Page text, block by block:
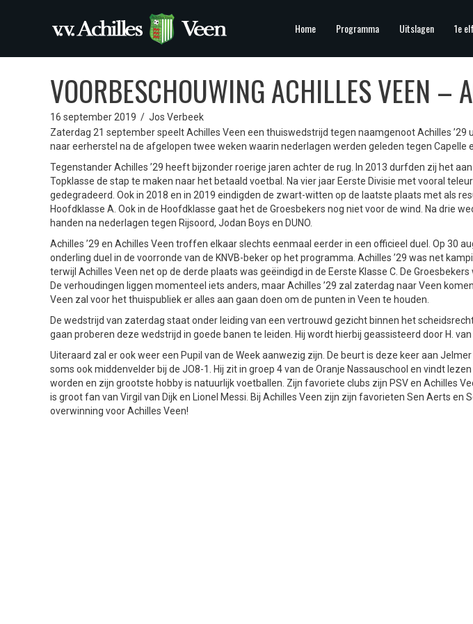
Home Programma Uitslagen 1e
VOORBESCHOUWING ACHILLES VEEN –
16 september 2019 / Jos Verbeek
Zaterdag 21 september speelt Achilles Veen een thuiswedstrijd tegen naamgenoot Achilles ’29
naar eerherstel na de afgelopen twee weken waarin nederlagen werden geleden tegen Capelle
Tegenstander Achilles ’29 heeft bijzonder roerige jaren achter de rug. In 2013 durfden zij het
Topklasse de stap te maken naar het betaald voetbal. Na vier jaar Eerste Divisie met vooral
gedegradeerd. Ook in 2018 en in 2019 eindigden de zwart-witten op de laatste plaats met als
Hoofdklasse A. Ook in de Hoofdklasse gaat het de Groesbekers nog niet voor de wind. Na drie
handen na nederlagen tegen Rijsoord, Jodan Boys en DUNO.
Achilles ’29 en Achilles Veen troffen elkaar slechts eenmaal eerder in een officieel duel. Op 30
onderling duel in de voorronde van de KNVB-beker op het programma. Achilles ’29 was net
terwijl Achilles Veen net op de derde plaats was geëindigd in de Eerste Klasse C. De
De verhoudingen liggen momenteel iets anders, maar Achilles ’29 zal zaterdag naar Veen
Veen zal voor het thuispubliek er alles aan gaan doen om de punten in Veen te houden.
De wedstrijd van zaterdag staat onder leiding van een vertrouwd gezicht binnen het
gaan proberen deze wedstrijd in goede banen te leiden. Hij wordt hierbij geassisteerd door H. van
Uiteraard zal er ook weer een Pupil van de Week aanwezig zijn. De beurt is deze keer aan
soms ook middenvelder bij de JO8-1. Hij zit in groep 4 van de Oranje Nassauschool en vindt
worden en zijn grootste hobby is natuurlijk voetballen. Zijn favoriete clubs zijn PSV en Achilles
is groot fan van Virgil van Dijk en Lionel Messi. Bij Achilles Veen zijn zijn favorieten Sen Aerts en
overwinning voor Achilles Veen!